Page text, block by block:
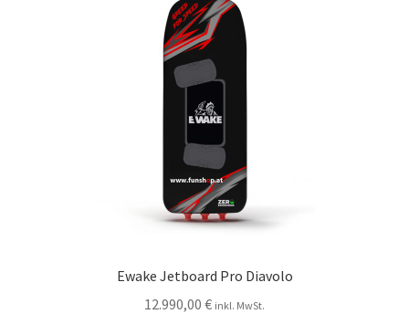
Ewake Jetboard Pro Diavolo
12.990,00 € inkl. MwSt.